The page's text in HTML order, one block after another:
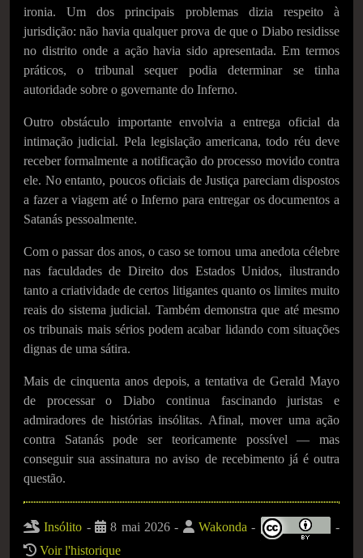
ironia. Um dos principais problemas dizia respeito à
jurisdição: não havia qualquer prova de que o Diabo residisse
no distrito onde a ação havia sido apresentada. Em termos
práticos, o tribunal sequer podia determinar se tinha
autoridade sobre o governante do Inferno.
Outro obstáculo importante envolvia a entrega oficial da
intimação judicial. Pela legislação americana, todo réu deve
receber formalmente a notificação do processo movido contra
ele. No entanto, poucos oficiais de Justiça pareciam dispostos
a fazer a viagem até o Inferno para entregar os documentos a
Satanás pessoalmente.
Com o passar dos anos, o caso se tornou uma anedota célebre
nas faculdades de Direito dos Estados Unidos, ilustrando
tanto a criatividade de certos litigantes quanto os limites muito
reais do sistema judicial. Também demonstra que até mesmo
os tribunais mais sérios podem acabar lidando com situações
dignas de uma sátira.
Mais de cinquenta anos depois, a tentativa de Gerald Mayo
de processar o Diabo continua fascinando juristas e
admiradores de histórias insólitas. Afinal, mover uma ação
contra Satanás pode ser teoricamente possível — mas
conseguir sua assinatura no aviso de recebimento já é outra
questão.
Insólito - 8 mai 2026 - Wakonda -
-
Voir l'historique